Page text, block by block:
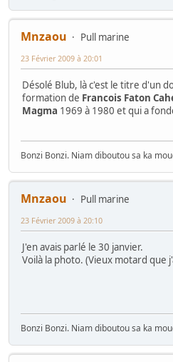
Mnzaou
Pull marine
23 Février 2009 à 20:01
Désolé Blub, là c'est le titre d'un
formation de Francois Faton
Magma 1969 à 1980 et qui a
Bonzi Bonzi. Niam diboutou sa ka
Mnzaou
Pull marine
23 Février 2009 à 20:10
J'en avais parlé le 30 janvier.
Voilà la photo. (Vieux motard que
Bonzi Bonzi. Niam diboutou sa ka